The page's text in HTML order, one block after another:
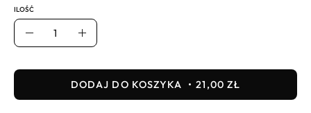
ILOŚĆ
Ilość
Dodaj
DODAJ DO KOSZYKA 21,00 ZŁ